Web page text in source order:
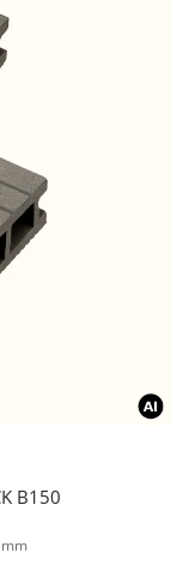
B150
mm